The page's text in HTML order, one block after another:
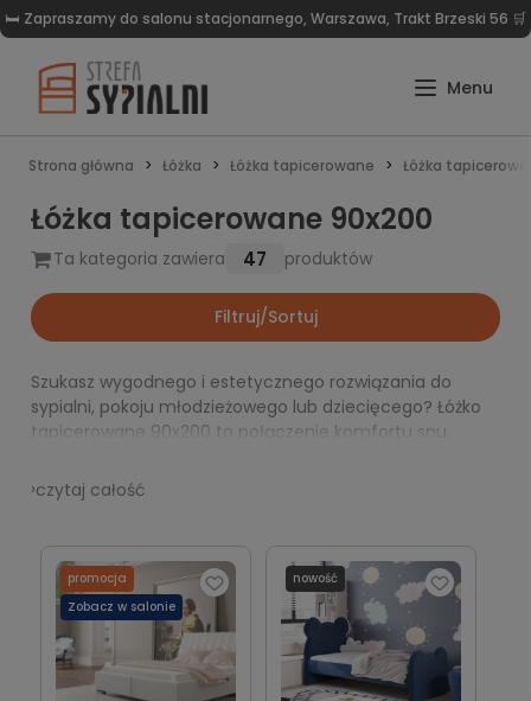
🛏️ Zapraszamy do salonu stacjonarnego, Warszawa, Trakt Brzeski 56 🛒
Strona główna Łóżka Łóżka tapicerowane Łóżka
Łóżka tapicerowane 90x200
Ta kategoria zawiera 47 produktów
Filtruj/Sortuj
Szukasz wygodnego i estetycznego rozwiązania do
sypialni, pokoju młodzieżowego lub dziecięcego? Łóżko
tapicerowane 90x200 to połączenie komfortu snu,
model doskonale sprawdza się tam, gdzie liczy się
wygoda na co dzień oraz spójna aranżacja wnętrza.
do swoich potrzeb.
›czytaj całość
promocja
Zobacz w salonie
nowość